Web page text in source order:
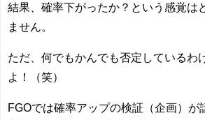
結果、確率下がったか？という感覚は
ません。
ただ、何でもかんでも否定しているわ
よ！（笑）
FGOでは確率アップの検証（企画）が